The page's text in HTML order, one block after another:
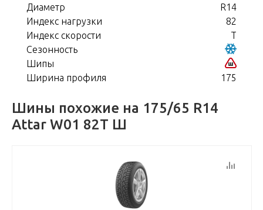
Диаметр
R14
Индекс нагрузки
82
Индекс скорости
T
Сезонность
Шипы
Ширина профиля
175
Шины похожие на 175/65 R14
Attar W01 82Т Ш